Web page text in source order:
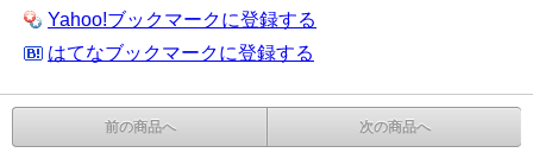
Yahoo!ブックマークに登録する
はてなブックマークに登録する
前の商品へ 次の商品へ